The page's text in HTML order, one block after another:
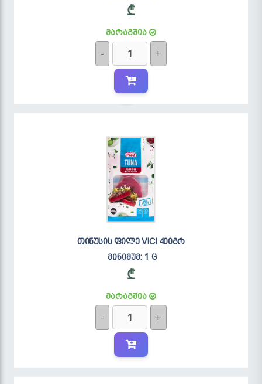
₾
მარაგშია
- +
თინუსის ფილე VICI 400გრ
მინიმუმ: 1 ც
₾
მარაგშია
- +